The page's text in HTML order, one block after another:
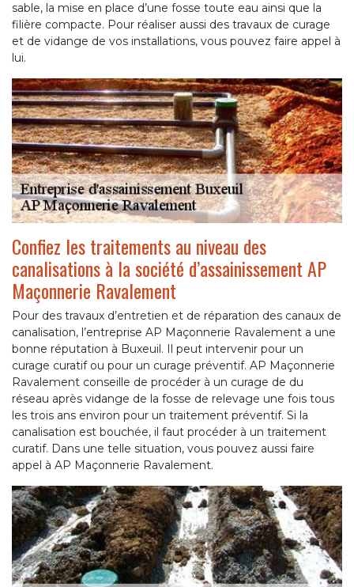
sable, la mise en place d’une fosse toute eau ainsi que la
filière compacte. Pour réaliser aussi des travaux de curage
et de vidange de vos installations, vous pouvez faire appel à
lui.
Confiez les traitements au niveau des
canalisations à la société d’assainissement AP
Maçonnerie Ravalement
Pour des travaux d’entretien et de réparation des canaux de
canalisation, l’entreprise AP Maçonnerie Ravalement a une
bonne réputation à Buxeuil. Il peut intervenir pour un
curage curatif ou pour un curage préventif. AP Maçonnerie
Ravalement conseille de procéder à un curage de du
réseau après vidange de la fosse de relevage une fois tous
les trois ans environ pour un traitement préventif. Si la
canalisation est bouchée, il faut procéder à un traitement
curatif. Dans une telle situation, vous pouvez aussi faire
appel à AP Maçonnerie Ravalement.